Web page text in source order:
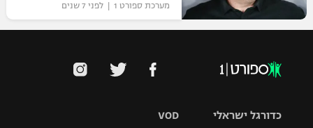
מערכת ספורט 1 | לפני 7 שנים
VOD כדורגל ישראלי